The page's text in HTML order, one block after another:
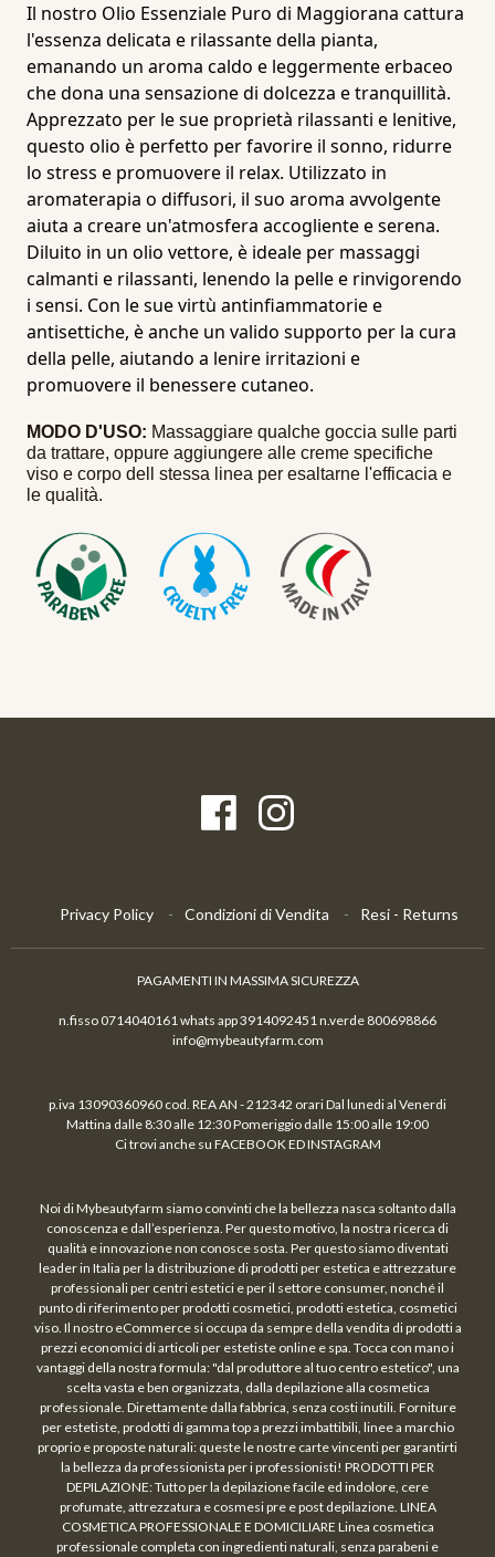
Il nostro Olio Essenziale Puro di Maggiorana cattura
l'essenza delicata e rilassante della pianta,
emanando un aroma caldo e leggermente erbaceo
che dona una sensazione di dolcezza e tranquillità.
Apprezzato per le sue proprietà rilassanti e lenitive,
questo olio è perfetto per favorire il sonno, ridurre
lo stress e promuovere il relax. Utilizzato in
aromaterapia o diffusori, il suo aroma avvolgente
aiuta a creare un'atmosfera accogliente e serena.
Diluito in un olio vettore, è ideale per massaggi
calmanti e rilassanti, lenendo la pelle e rinvigorendo
i sensi. Con le sue virtù antinfiammatorie e
antisettiche, è anche un valido supporto per la cura
della pelle, aiutando a lenire irritazioni e
promuovere il benessere cutaneo.
MODO D'USO: Massaggiare qualche goccia sulle parti
da trattare, oppure aggiungere alle creme specifiche
viso e corpo dell stessa linea per esaltarne l'efficacia e
le qualità.
Privacy Policy Condizioni di Vendita Resi - Returns
PAGAMENTI IN MASSIMA SICUREZZA
n.fisso 0714040161 whats app 3914092451 n.verde 800698866
info@mybeautyfarm.com
p.iva 13090360960 cod. REA AN - 212342 orari Dal lunedi al Venerdi
Mattina dalle 8:30 alle 12:30 Pomeriggio dalle 15:00 alle 19:00
Ci trovi anche su FACEBOOK ED INSTAGRAM
Noi di Mybeautyfarm siamo convinti che la bellezza nasca soltanto dalla
conoscenza e dall’esperienza. Per questo motivo, la nostra ricerca di
qualità e innovazione non conosce sosta. Per questo siamo diventati
leader in Italia per la distribuzione di prodotti per estetica e attrezzature
professionali per centri estetici e per il settore consumer, nonché il
punto di riferimento per prodotti cosmetici, prodotti estetica, cosmetici
viso. Il nostro eCommerce si occupa da sempre della vendita di prodotti a
prezzi economici di articoli per estetiste online e spa. Tocca con mano i
vantaggi della nostra formula: "dal produttore al tuo centro estetico", una
scelta vasta e ben organizzata, dalla depilazione alla cosmetica
professionale. Direttamente dalla fabbrica, senza costi inutili. Forniture
per estetiste, prodotti di gamma top a prezzi imbattibili, linee a marchio
proprio e proposte naturali: queste le nostre carte vincenti per garantirti
la bellezza da professionista per i professionisti! PRODOTTI PER
DEPILAZIONE: Tutto per la depilazione facile ed indolore, cere
profumate, attrezzatura e cosmesi pre e post depilazione. LINEA
COSMETICA PROFESSIONALE E DOMICILIARE Linea cosmetica
professionale completa con ingredienti naturali, senza parabeni e